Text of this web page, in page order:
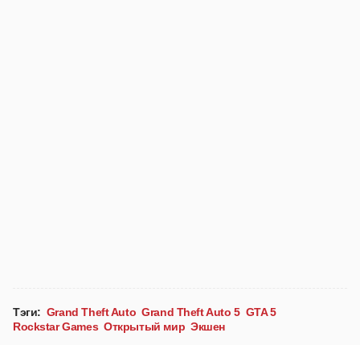
Тэги: Grand Theft Auto Grand Theft Auto 5 GTA 5
Rockstar Games Открытый мир Экшен